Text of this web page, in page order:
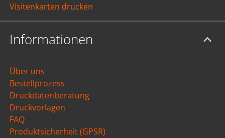
Visitenkarten drucken
Informationen
Über uns
Bestellprozess
Druckdatenberatung
Druckvorlagen
FAQ
Produktsicherheit (GPSR)